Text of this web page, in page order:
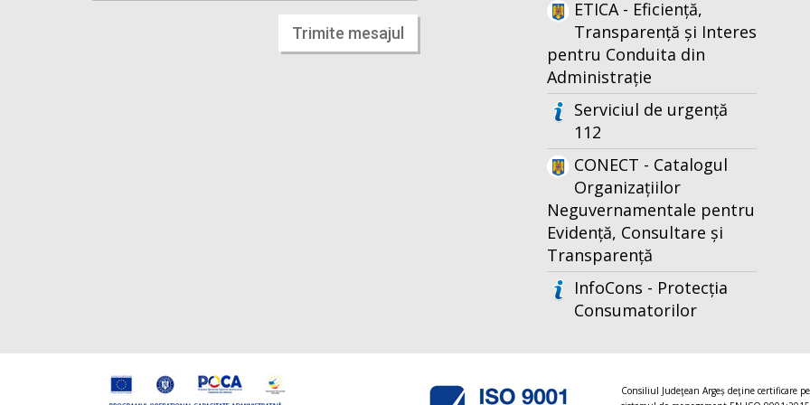
Trimite mesajul
ETICA - Eficiență,
Transparență și Interes
pentru Conduita din
Administrație
Serviciul de urgență
112
CONECT - Catalogul
Organizațiilor
Neguvernamentale pentru
Evidență, Consultare și
Transparență
InfoCons - Protecția
Consumatorilor
Consiliul Judeţean Argeș deţine certificare